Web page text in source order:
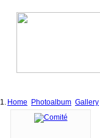
1. Home Photoalbum Gallery